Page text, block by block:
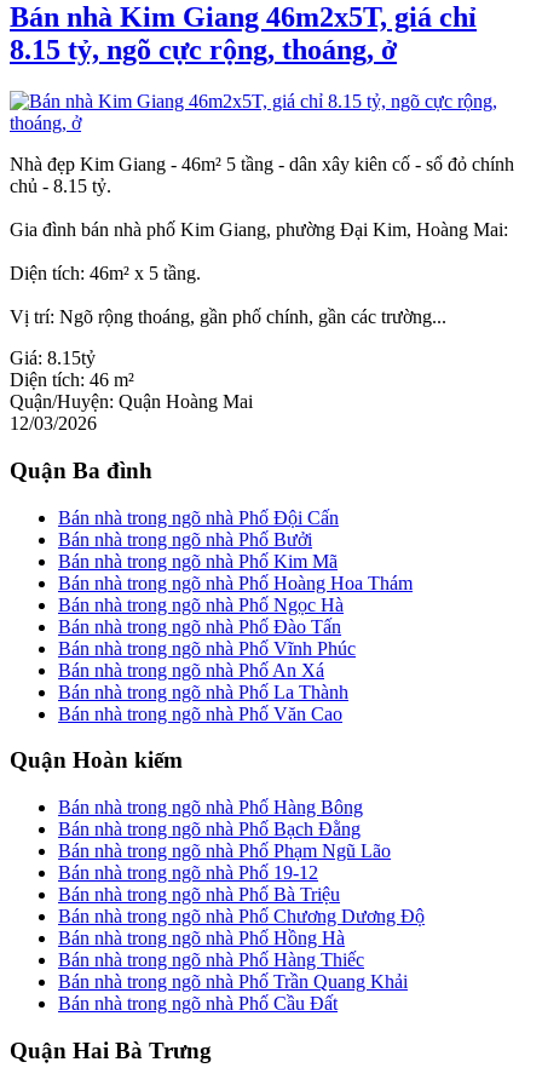
Bán nhà Kim Giang 46m2x5T, giá chỉ
8.15 tỷ, ngõ cực rộng, thoáng, ở
Nhà đẹp Kim Giang - 46m² 5 tầng - dân xây kiên cố - sổ đỏ chính
chủ - 8.15 tỷ.
Gia đình bán nhà phố Kim Giang, phường Đại Kim, Hoàng Mai:
Diện tích: 46m² x 5 tầng.
Vị trí: Ngõ rộng thoáng, gần phố chính, gần các trường...
Giá: 8.15tỷ
Diện tích: 46 m²
Quận/Huyện: Quận Hoàng Mai
12/03/2026
Quận Ba đình
Bán nhà trong ngõ nhà Phố Đội Cấn
Bán nhà trong ngõ nhà Phố Bưởi
Bán nhà trong ngõ nhà Phố Kim Mã
Bán nhà trong ngõ nhà Phố Hoàng Hoa Thám
Bán nhà trong ngõ nhà Phố Ngọc Hà
Bán nhà trong ngõ nhà Phố Đào Tấn
Bán nhà trong ngõ nhà Phố Vĩnh Phúc
Bán nhà trong ngõ nhà Phố An Xá
Bán nhà trong ngõ nhà Phố La Thành
Bán nhà trong ngõ nhà Phố Văn Cao
Quận Hoàn kiếm
Bán nhà trong ngõ nhà Phố Hàng Bông
Bán nhà trong ngõ nhà Phố Bạch Đằng
Bán nhà trong ngõ nhà Phố Phạm Ngũ Lão
Bán nhà trong ngõ nhà Phố 19-12
Bán nhà trong ngõ nhà Phố Bà Triệu
Bán nhà trong ngõ nhà Phố Chương Dương Độ
Bán nhà trong ngõ nhà Phố Hồng Hà
Bán nhà trong ngõ nhà Phố Hàng Thiếc
Bán nhà trong ngõ nhà Phố Trần Quang Khải
Bán nhà trong ngõ nhà Phố Cầu Đất
Quận Hai Bà Trưng